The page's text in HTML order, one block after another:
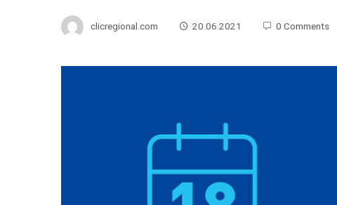
clicregional.com 20.06.2021 0 Comments